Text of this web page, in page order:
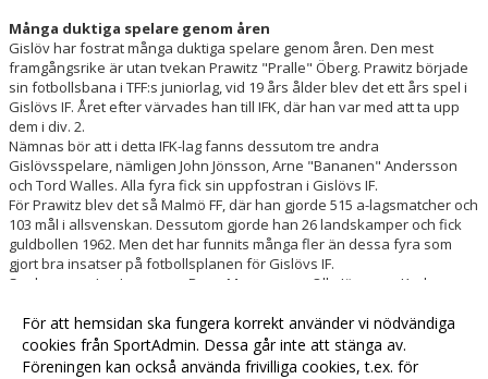
Många duktiga spelare genom åren
Gislöv har fostrat många duktiga spelare genom åren. Den mest
framgångsrike är utan tvekan Prawitz "Pralle" Öberg. Prawitz började
sin fotbollsbana i TFF:s juniorlag, vid 19 års ålder blev det ett års spel i
Gislövs IF. Året efter värvades han till IFK, där han var med att ta upp
dem i div. 2.
Nämnas bör att i detta IFK-lag fanns dessutom tre andra
Gislövsspelare, nämligen John Jönsson, Arne "Bananen" Andersson
och Tord Walles. Alla fyra fick sin uppfostran i Gislövs IF.
För Prawitz blev det så Malmö FF, där han gjorde 515 a-lagsmatcher och
103 mål i allsvenskan. Dessutom gjorde han 26 landskamper och fick
guldbollen 1962. Men det har funnits många fler än dessa fyra som
gjort bra insatser på fotbollsplanen för Gislövs IF.
Spelare som Jan Jeppsson, Rune Magnusson, Olle Jönsson, Karl
Bengtsson, Karl-Erik Bengtsson, Bengt-Erik Bengtsson och Sven
Åkesson. Detta är bara en del spelare som tillhörde de bättre
fotbollsspelarna på Söderslätt
För att hemsidan ska fungera korrekt använder vi nödvändiga
cookies från SportAdmin. Dessa går inte att stänga av.
Föreningen kan också använda frivilliga cookies, t.ex. för